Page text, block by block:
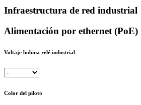
Infraestructura de red industrial
Alimentación por ethernet (PoE)
Voltaje bobina relé industrial
Color del piloto